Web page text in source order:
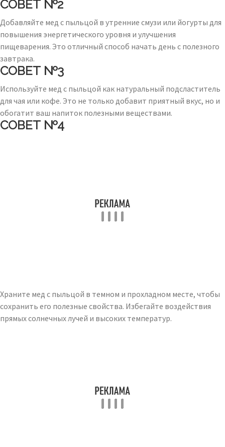
СОВЕТ №2
Добавляйте мед с пыльцой в утренние смузи или йогурты для
повышения энергетического уровня и улучшения
пищеварения. Это отличный способ начать день с полезного
завтрака.
СОВЕТ №3
Используйте мед с пыльцой как натуральный подсластитель
для чая или кофе. Это не только добавит приятный вкус, но и
обогатит ваш напиток полезными веществами.
СОВЕТ №4
Храните мед с пыльцой в темном и прохладном месте, чтобы
сохранить его полезные свойства. Избегайте воздействия
прямых солнечных лучей и высоких температур.